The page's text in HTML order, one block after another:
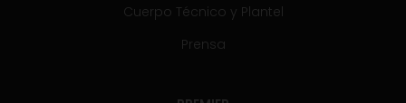
Cuerpo Técnico y Plantel
Prensa